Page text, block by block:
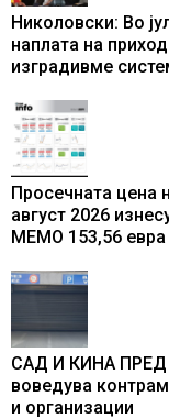
Николовски: Во
наплата на
изградивме
Просечната цена
август 2026
МЕМО 153,56 евра
САД И КИНА ПРЕД
воведува
и организации